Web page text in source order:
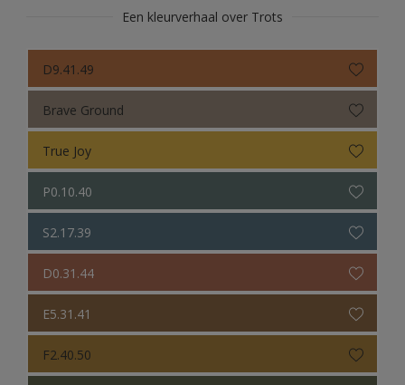
Een kleurverhaal over Trots
D9.41.49
Brave Ground
True Joy
P0.10.40
S2.17.39
D0.31.44
E5.31.41
F2.40.50